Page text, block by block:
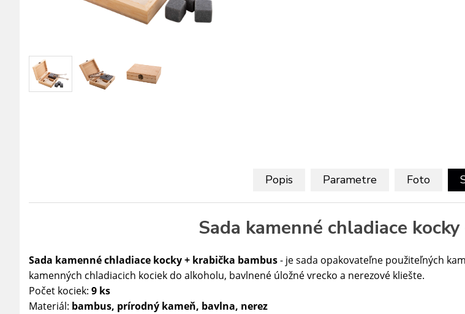
Popis Parametre Foto
Sada kamenné chladiace
Sada kamenné chladiace kocky + krabička bambus- je sada opakovateľne použiteľných
kamenných chladiacich kociek do alkoholu, bavlnené úložné vrecko a nerezové kliešte.
Počet kociek: 9 ks
Materiál: bambus, prírodný kameň, bavlna, nerez